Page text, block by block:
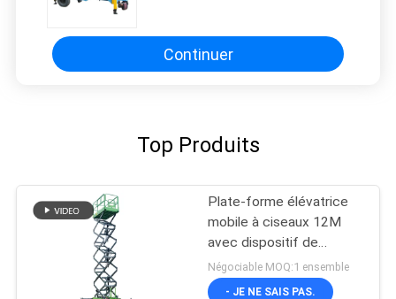
Continuer
Top Produits
Plate-forme élévatrice
mobile à ciseaux 12M
avec dispositif de
traction
Négociable MOQ:1 ensemble
- JE NE SAIS PAS.